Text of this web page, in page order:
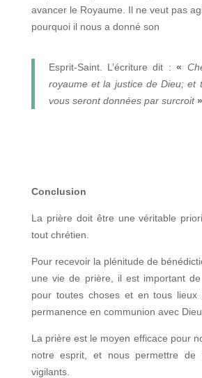
avancer le Royaume. Il ne veut pas
pourquoi il nous a donné son
Esprit-Saint. L’écriture dit : «
royaume et la justice de Dieu; et
vous seront données par surcroit»
Conclusion
La prière doit être une véritable
tout chrétien.
Pour recevoir la plénitude de
une vie de prière, il est important
pour toutes choses et en tous
permanence en communion avec
La prière est le moyen efficace pour
notre esprit, et nous permettre de
vigilants.